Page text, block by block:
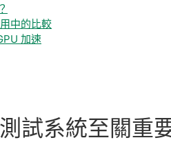
中的比較
加速
測試系統至關重